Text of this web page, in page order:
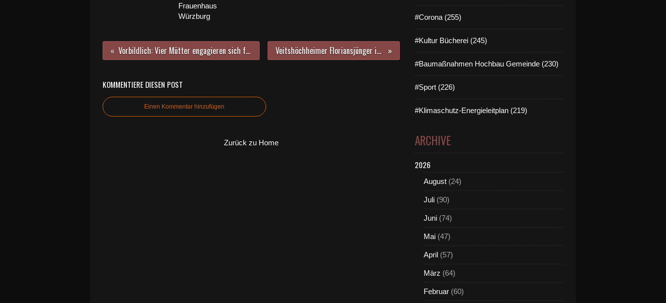
Frauenhaus
Würzburg
Vorbildlich: Vier Mütter engagieren sich für tolle Ferienangebote für Kinder bis zwölf Jahre Veitshöchheimer Floriansjünger immens gefordert - Jugend im Vormarsch
KOMMENTIERE DIESEN POST
Einen Kommentar hinzufügen
Zurück zu Home
#Corona (255)
#Kultur Bücherei (245)
#Baumaßnahmen Hochbau Gemeinde (230)
#Sport (226)
#Klimaschutz-Energieleitplan (219)
ARCHIVE
2026
August (24)
Juli (90)
Juni (74)
Mai (47)
April (57)
März (64)
Februar (60)